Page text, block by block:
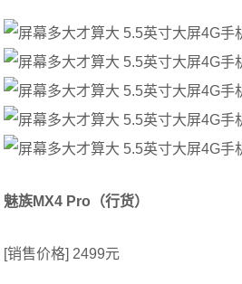
魅族MX4 Pro（行货）
[销售价格] 2499元